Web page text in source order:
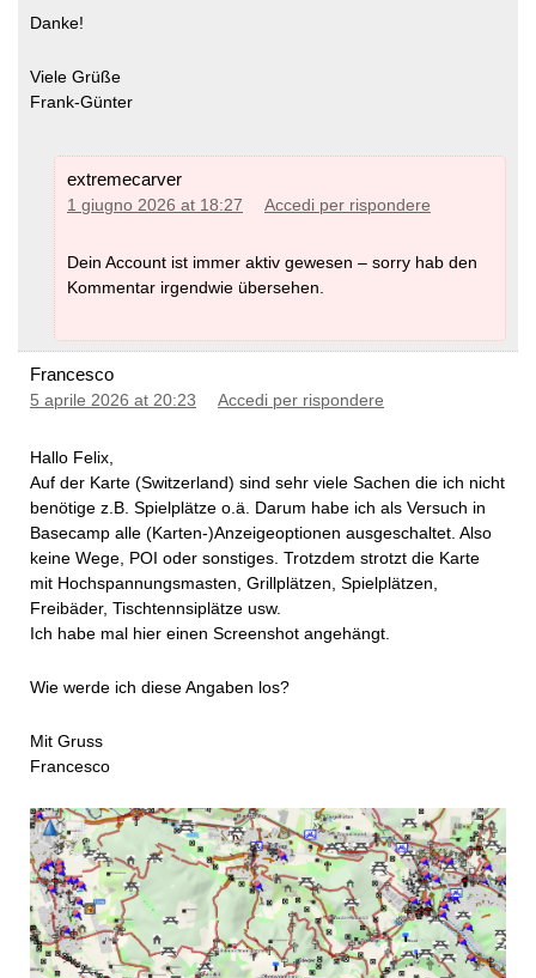
Danke!
Viele Grüße
Frank-Günter
extremecarver
1 giugno 2026 at 18:27 Accedi per rispondere
Dein Account ist immer aktiv gewesen – sorry hab den
Kommentar irgendwie übersehen.
Francesco
5 aprile 2026 at 20:23 Accedi per rispondere
Hallo Felix,
Auf der Karte (Switzerland) sind sehr viele Sachen die ich nicht
benötige z.B. Spielplätze o.ä. Darum habe ich als Versuch in
Basecamp alle (Karten-)Anzeigeoptionen ausgeschaltet. Also
keine Wege, POI oder sonstiges. Trotzdem strotzt die Karte
mit Hochspannungsmasten, Grillplätzen, Spielplätzen,
Freibäder, Tischtennsiplätze usw.
Ich habe mal hier einen Screenshot angehängt.
Wie werde ich diese Angaben los?
Mit Gruss
Francesco